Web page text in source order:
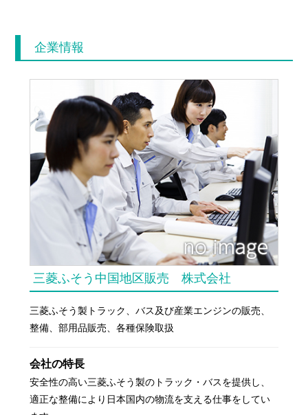
企業情報
三菱ふそう中国地区販売 株式会社
三菱ふそう製トラック、バス及び産業エンジンの販売、
整備、部用品販売、各種保険取扱
会社の特長
安全性の高い三菱ふそう製のトラック・バスを提供し、
適正な整備により日本国内の物流を支える仕事をしてい